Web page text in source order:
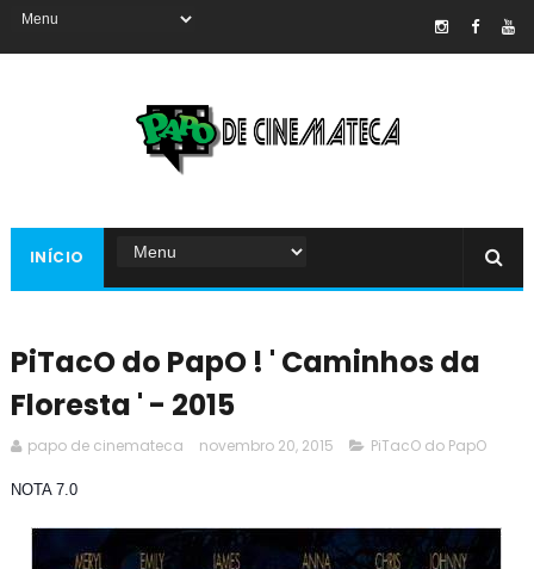
INÍCIO
PiTacO do PapO ! ' Caminhos da
Floresta ' - 2015
papo de cinemateca novembro 20, 2015 PiTacO do PapO
NOTA 7.0